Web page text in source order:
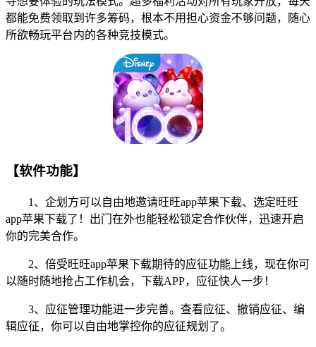
都能免费领取到许多筹码，根本不用担心资金不够问题，随心
所欲畅玩平台内的各种竞技模式。
【软件功能】
1、企划方可以自由地邀请旺旺app苹果下载、选定旺旺
app苹果下载了！出门在外也能轻松锁定合作伙伴，迅速开启
你的完美合作。
2、倍受旺旺app苹果下载期待的应征功能上线，现在你可
以随时随地抢占工作机会，下载APP，应征快人一步！
3、应征管理功能进一步完善。查看应征、撤销应征、编
辑应征，你可以自由地掌控你的应征规划了。